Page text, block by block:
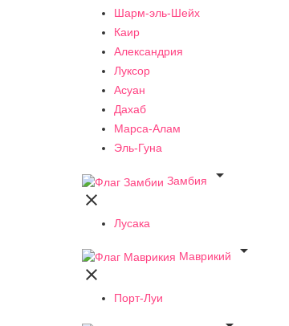
Шарм-эль-Шейх
Каир
Александрия
Луксор
Асуан
Дахаб
Марса-Алам
Эль-Гуна
Замбия


Лусака
Маврикий


Порт-Луи